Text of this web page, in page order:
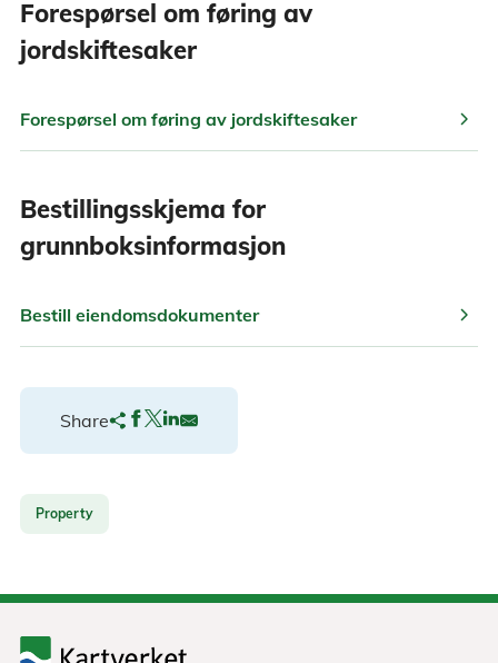
Forespørsel om føring av
jordskiftesaker
Forespørsel om føring av jordskiftesaker chevron_right
Bestillingsskjema for
grunnboksinformasjon
Bestill eiendomsdokumenter chevron_right
Share
Property